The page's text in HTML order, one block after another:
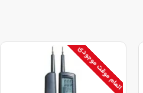
اتمام موقت موجودی